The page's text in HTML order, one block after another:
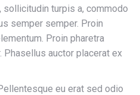
sollicitudin turpis a, commodo
semper semper. Proin
Proin pharetra
Phasellus auctor placerat ex
eu erat sed odio